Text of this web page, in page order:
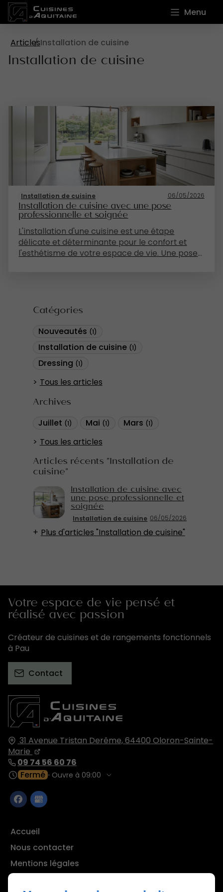
Menu
Catégories
Nouveautés (1)
Installation de cuisine (1)
Dressing (1)
Tous les articles
Archives
Juillet (1) Mai (1) Mars (1)
Tous les articles
Articles récents "Installation de
cuisine"
Installation de cuisine 06/05/2026
Installation de cuisine avec
une pose professionnelle et
soignée
Plus d'articles "Installation de cuisine"
ArticlesInstallation de cuisine
Installation de cuisine
Installation de cuisine 06/05/2026
Installation de cuisine avec une pose
professionnelle et soignée
L'installation d'une cuisine est une étape
délicate et déterminante pour le confort et
l'esthétisme de votre espace de vie. Une pose
d'explorer en profondeur les différents aspects
de l'installation de cuisines, en mettant l'accent
sur l'importance d'une réalisation par des
31 Avenue Tristan Derême,64400 Oloron-Sainte-
Marie
09 74 56 60 76
Fermé ⋅ Ouvre à 09:00
Accueil
Nous contacter
Mentions légales
Votre espace de vie pensé et
réalisé avec passion
Créateur de cuisines et de rangements fonctionnels
à Pau
Contact